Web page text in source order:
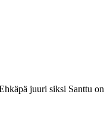
juuri siksi Santtu on